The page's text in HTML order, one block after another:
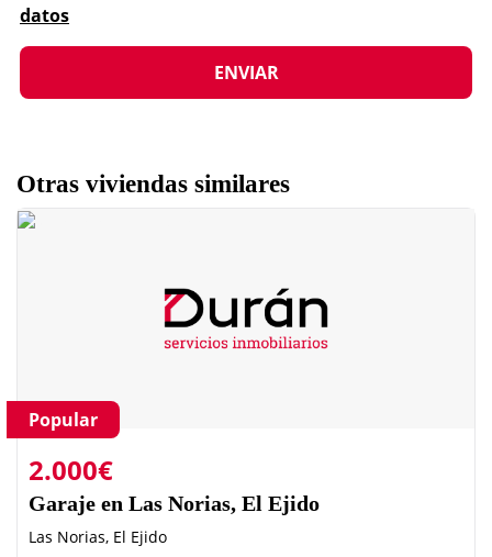
datos
Otras viviendas similares
Popular
2.000€
Garaje en Las Norias, El Ejido
Las Norias, El Ejido